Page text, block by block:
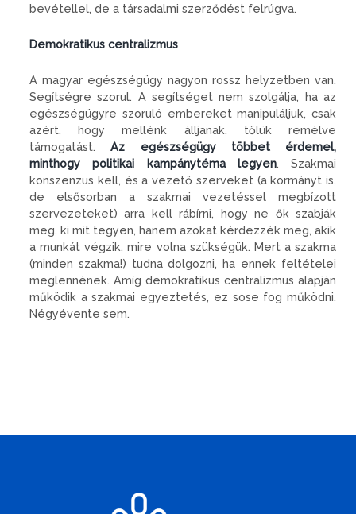
bevétellel, de a társadalmi szerződést felrúgva.
Demokratikus centralizmus
A magyar egészségügy nagyon rossz helyzetben van.
Segítségre szorul. A segítséget nem szolgálja, ha az
egészségügyre szoruló embereket manipuláljuk, csak
azért, hogy mellénk álljanak, tőlük remélve
támogatást.Az egészségügy többet érdemel,
minthogy politikai kampánytéma legyen. Szakmai
konszenzus kell, és a vezető szerveket (a kormányt is,
de elsősorban a szakmai vezetéssel megbízott
szervezeteket) arra kell rábírni, hogy ne ők szabják
meg, ki mit tegyen, hanem azokat kérdezzék meg, akik
a munkát végzik, mire volna szükségük. Mert a szakma
(minden szakma!) tudna dolgozni, ha ennek feltételei
meglennének. Amíg demokratikus centralizmus alapján
működik a szakmai egyeztetés, ez sose fog működni.
Négyévente sem.